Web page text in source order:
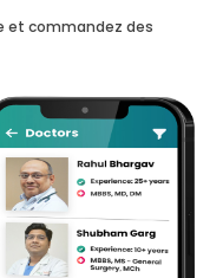
et commandez des